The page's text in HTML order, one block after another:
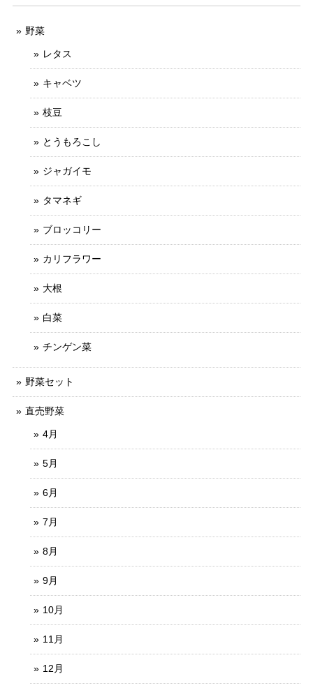
野菜
レタス
キャベツ
枝豆
とうもろこし
ジャガイモ
タマネギ
ブロッコリー
カリフラワー
大根
白菜
チンゲン菜
野菜セット
直売野菜
4月
5月
6月
7月
8月
9月
10月
11月
12月